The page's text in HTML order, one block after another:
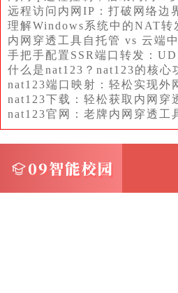
其次，它们会在多个数据
这种全方位的安全保障
五、便捷分享，传递快乐
常生活中不可或缺的一部分
通过生成分享链接或二
远程访问内网IP：打破网络边
理解Windows系统中的NAT转
内网穿透工具自托管 vs 云端
手把手配置SSR端口转发：
什么是nat123？nat123的核心
nat123端口映射：轻松实现外
nat123下载：轻松获取内网穿
nat123官网：老牌内网穿透工